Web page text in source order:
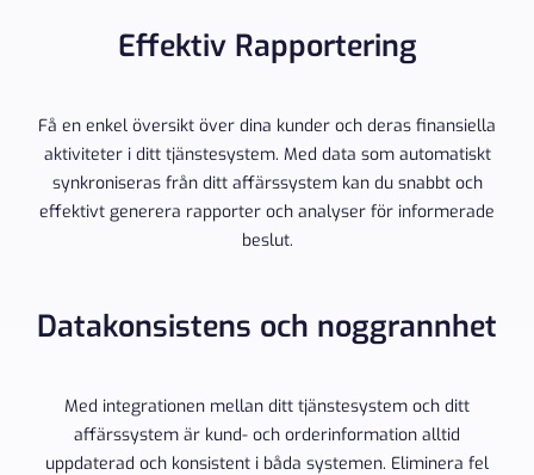
Effektiv Rapportering
Få en enkel översikt över dina kunder och deras finansiella
aktiviteter i ditt tjänstesystem. Med data som automatiskt
synkroniseras från ditt affärssystem kan du snabbt och
effektivt generera rapporter och analyser för informerade
beslut.
Datakonsistens och noggrannhet
Med integrationen mellan ditt tjänstesystem och ditt
affärssystem är kund- och orderinformation alltid
uppdaterad och konsistent i båda systemen. Eliminera fel